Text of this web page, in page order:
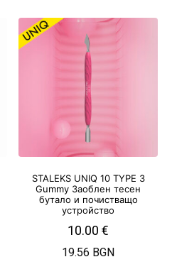
STALEKS UNIQ 10 TYPE 3
Gummy Заоблен тесен
бутало и почистващо
устройство
10.00€
19.56 BGN